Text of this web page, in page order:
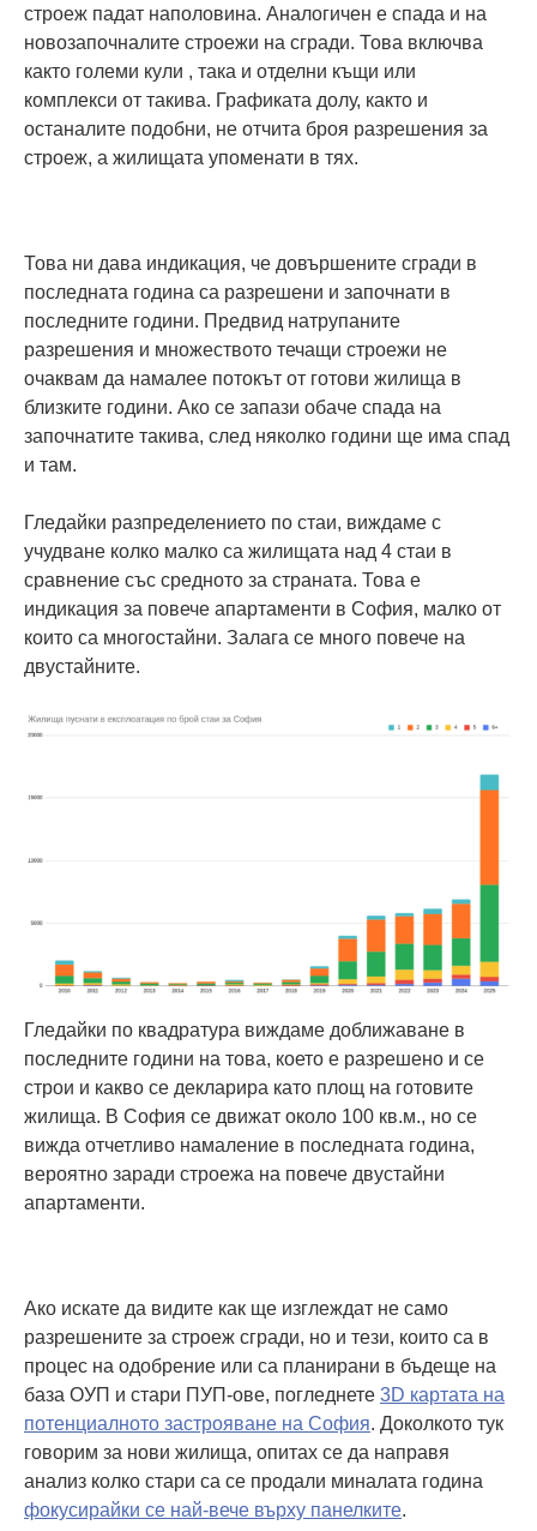
строеж падат наполовина. Аналогичен е спада и на
новозапочналите строежи на сгради. Това включва
както големи кули , така и отделни къщи или
комплекси от такива. Графиката долу, както и
останалите подобни, не отчита броя разрешения за
строеж, а жилищата упоменати в тях.
Това ни дава индикация, че довършените сгради в
последната година са разрешени и започнати в
последните години. Предвид натрупаните
разрешения и множеството течащи строежи не
очаквам да намалее потокът от готови жилища в
близките години. Ако се запази обаче спада на
започнатите такива, след няколко години ще има спад
и там.
Гледайки разпределението по стаи, виждаме с
учудване колко малко са жилищата над 4 стаи в
сравнение със средното за страната. Това е
индикация за повече апартаменти в София, малко от
които са многостайни. Залага се много повече на
двустайните.
Гледайки по квадратура виждаме доближаване в
последните години на това, което е разрешено и се
строи и какво се декларира като площ на готовите
жилища. В София се движат около 100 кв.м., но се
вижда отчетливо намаление в последната година,
вероятно заради строежа на повече двустайни
апартаменти.
Ако искате да видите как ще изглеждат не само
разрешените за строеж сгради, но и тези, които са в
процес на одобрение или са планирани в бъдеще на
база ОУП и стари ПУП-ове, погледнете 3D картата на
потенциалното застрояване на София. Доколкото тук
говорим за нови жилища, опитах се да направя
анализ колко стари са се продали миналата година
фокусирайки се най-вече върху панелките.